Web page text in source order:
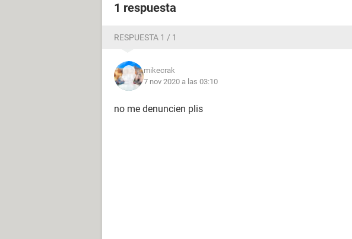
1 respuesta
RESPUESTA 1 / 1
mikecrak
7 nov 2020 a las 03:10
no me denuncien plis